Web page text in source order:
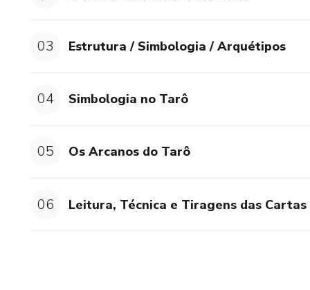
03 Estrutura / Simbologia / Arquétipos
04 Simbologia no Tarô
05 Os Arcanos do Tarô
06 Leitura, Técnica e Tiragens das Cartas